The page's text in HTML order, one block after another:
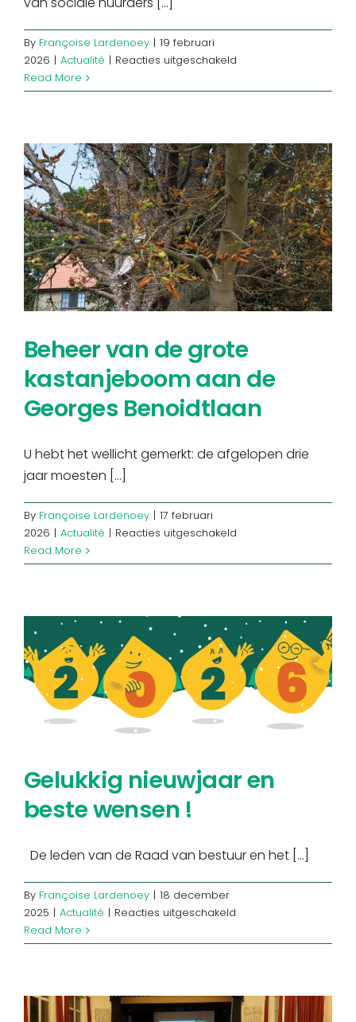
By Françoise Lardenoey | 19 februari
2026 | Actualité | Reacties uitgeschakeld
welzijn
huurders
in
het
gedrang
Read More
Beheer van de grote
kastanjeboom aan de
Georges Benoidtlaan
U hebt het wellicht gemerkt: de afgelopen drie
jaar moesten [...]
By Françoise Lardenoey | 17 februari
2026 | Actualité | Reacties uitgeschakeld
van
kastanjeboom
aan
de
Georges
Benoidtlaan
Read More
Gelukkig nieuwjaar en
beste wensen !
De leden van de Raad van bestuur en het [...]
By Françoise Lardenoey | 18 december
2025 | Actualité | Reacties uitgeschakeld
nieuwjaar
wensen
Read More